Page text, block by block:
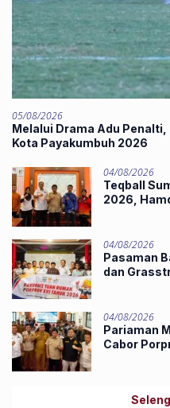
05/08/2026
Melalui Drama Adu Penalti,
Kota Payakumbuh 2026
04/08/2026
Teqball
2026,
04/08/2026
Pasaman
dan
04/08/2026
Pariaman
Cabor